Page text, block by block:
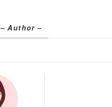
– Author –